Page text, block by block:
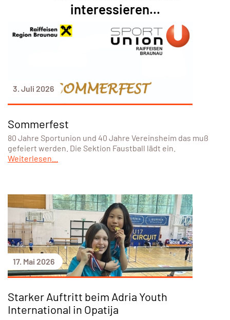
interessieren...
3. Juli 2026
Sommerfest
80 Jahre Sportunion und 40 Jahre Vereinsheim das muß
gefeiert werden. Die Sektion Faustball lädt ein.
Weiterlesen...
17. Mai 2026
Starker Auftritt beim Adria Youth
International in Opatija